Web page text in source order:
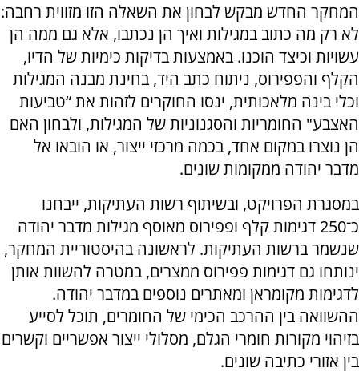
המחקר החדש מבקש לבחון את השאלה הזו מזווית רחבה:
לא רק מה כתוב במגילות ואיך הן נכתבו, אלא גם ממה הן
עשויות וכיצד הוכנו. באמצעות בדיקות כימיות של הדיו,
הקלף והפפירוס, ניתוח כתב היד, בחינת מבנה המגילות
וכלי בינה מלאכותית, ינסו החוקרים לזהות את “טביעות
האצבע" החומריות והסגנוניות של המגילות, ולבחון האם
הן נוצרו במקום אחד, בכמה מרכזי ייצור, או הובאו אל
מדבר יהודה ממקומות שונים.
במסגרת הפרויקט, ובשיתוף רשות העתיקות, ייבחנו
כ־250 דגימות קלף ופפירוס מאוסף מגילות מדבר יהודה
שנשמר ברשות העתיקות. לראשונה בהיסטוריית המחקר,
ינותחו גם דגימות פפירוס ממצרים, במטרה להשוות אותן
לדגימות מקומראן ומאתרים נוספים במדבר יהודה.
ההשוואה בין ההרכב הכימי של החומרים, תוכל לסייע
בזיהוי מקורות חומרי הגלם, מסלולי ייצור אפשריים וקשרים
בין אזורי כתיבה שונים.